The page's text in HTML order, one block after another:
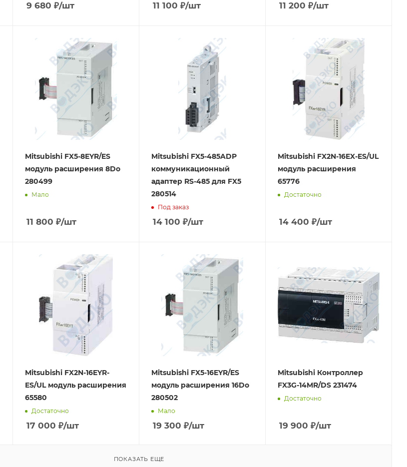
9 680 ₽/шт 11 100 ₽/шт 11 200 ₽/шт
Mitsubishi FX5-8EYR/ES
модуль расширения 8Do
280499
Мало
11 800 ₽/шт
Mitsubishi FX5-485ADP
коммуникационный
адаптер RS-485 для FX5
280514
Под заказ
14 100 ₽/шт
Mitsubishi FX2N-16EX-ES/UL
модуль расширения
65776
Достаточно
14 400 ₽/шт
Mitsubishi FX2N-16EYR-
ES/UL модуль расширения
65580
Достаточно
17 000 ₽/шт
Mitsubishi FX5-16EYR/ES
модуль расширения 16Do
280502
Мало
19 300 ₽/шт
Mitsubishi Контроллер
FX3G-14MR/DS 231474
Достаточно
19 900 ₽/шт
ПОКАЗАТЬ ЕЩЕ